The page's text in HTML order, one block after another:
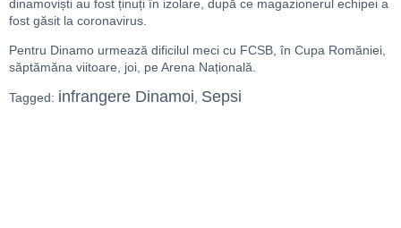
dinamoviști au fost ținuți în izolare, după ce magazionerul echipei a
fost găsit la coronavirus.
Pentru Dinamo urmează dificilul meci cu FCSB, în Cupa Romăniei,
săptămăna viitoare, joi, pe Arena Națională.
Tagged: infrangere Dinamoi, Sepsi